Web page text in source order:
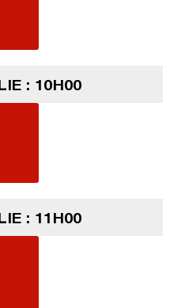
: 10H00
: 11H00